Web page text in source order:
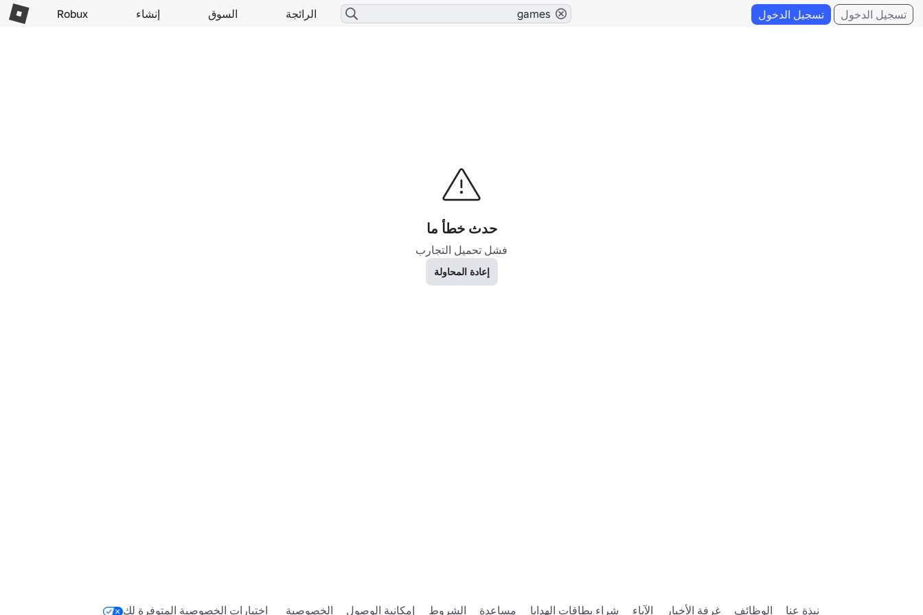
الرائجة السوق إنشاء Robux تسجيل الدخول تسجيل الدخول
حدث خطأ ما
فشل تحميل التجارب
إعادة المحاولة
نبذة عنا الوظائف غرفة الأخبار الآباء شراء بطاقات الهدايا مساعدة الشروط إمكانية الوصول الخصوصية اختيارات الخصوصية المتوفرة لك